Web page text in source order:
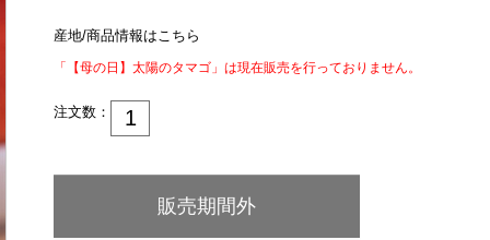
産地/商品情報はこちら
「【母の日】太陽のタマゴ」は現在販売を行っておりません。
注文数：
販売期間外